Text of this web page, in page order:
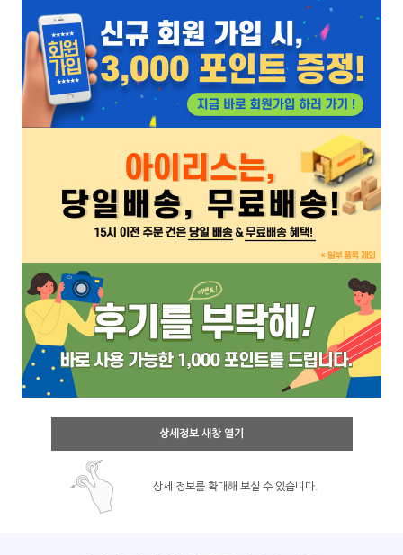
상세정보 새창 열기
상세 정보를 확대해 보실 수 있습니다.